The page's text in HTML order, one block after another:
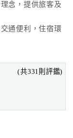
念，提供旅客及
通便利，住宿環
。
、悠活的居處。
百分百。
(共331則評鑑)